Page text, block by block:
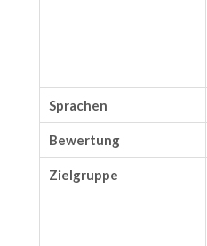
Sprachen
Bewertung
Zielgruppe